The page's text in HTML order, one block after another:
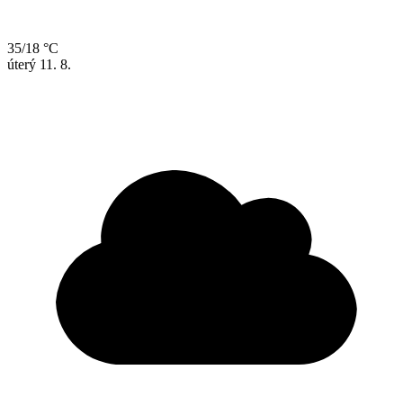
35/18 °C
úterý 11. 8.